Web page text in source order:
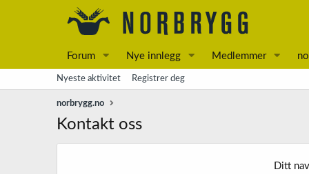
Forum Nye innlegg Medlemmer
Nyeste aktivitet Registrer deg
norbrygg.no
Kontakt oss
Ditt